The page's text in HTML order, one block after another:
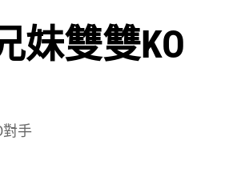
妹雙雙KO
手